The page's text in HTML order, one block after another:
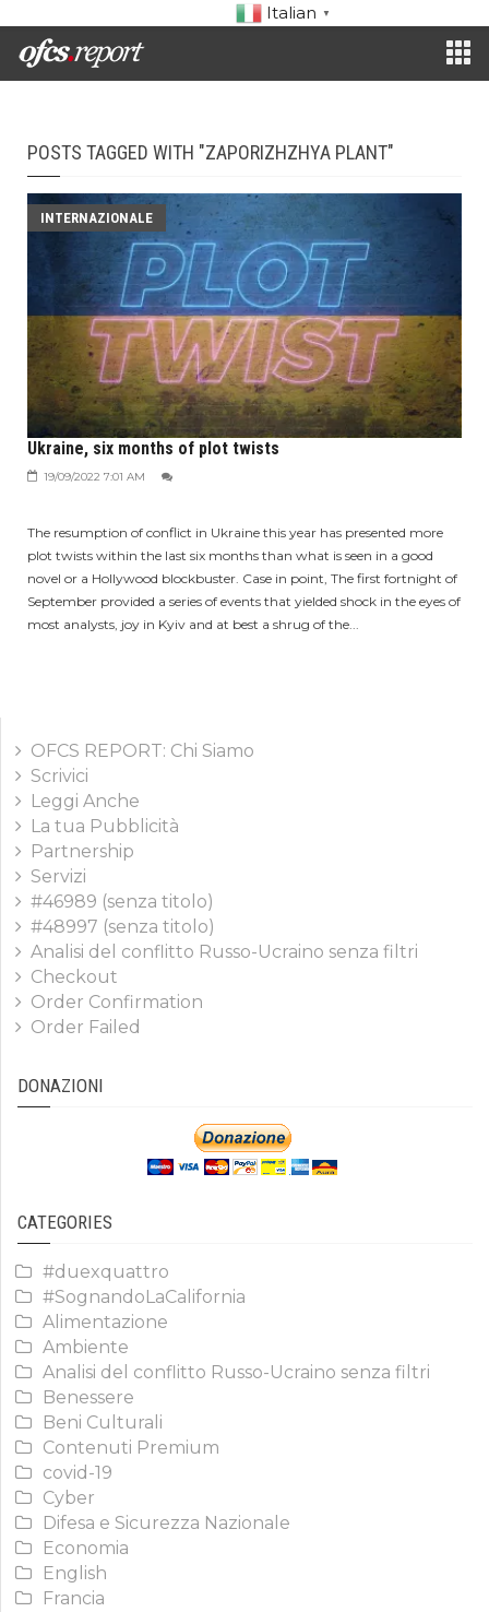
Italian ▼
POSTS TAGGED WITH "ZAPORIZHZHYA PLANT"
INTERNAZIONALE
Ukraine, six months of plot twists
19/09/2022 7:01 AM
The resumption of conflict in Ukraine this year has presented more
plot twists within the last six months than what is seen in a good
novel or a Hollywood blockbuster. Case in point, The first fortnight of
September provided a series of events that yielded shock in the eyes of
most analysts, joy in Kyiv and at best a shrug of the...
OFCS REPORT: Chi Siamo
Scrivici
Leggi Anche
La tua Pubblicità
Partnership
Servizi
#46989 (senza titolo)
#48997 (senza titolo)
Analisi del conflitto Russo-Ucraino senza filtri
Checkout
Order Confirmation
Order Failed
DONAZIONI
CATEGORIES
#duexquattro
#SognandoLaCalifornia
Alimentazione
Ambiente
Analisi del conflitto Russo-Ucraino senza filtri
Benessere
Beni Culturali
Contenuti Premium
covid-19
Cyber
Difesa e Sicurezza Nazionale
Economia
English
Francia